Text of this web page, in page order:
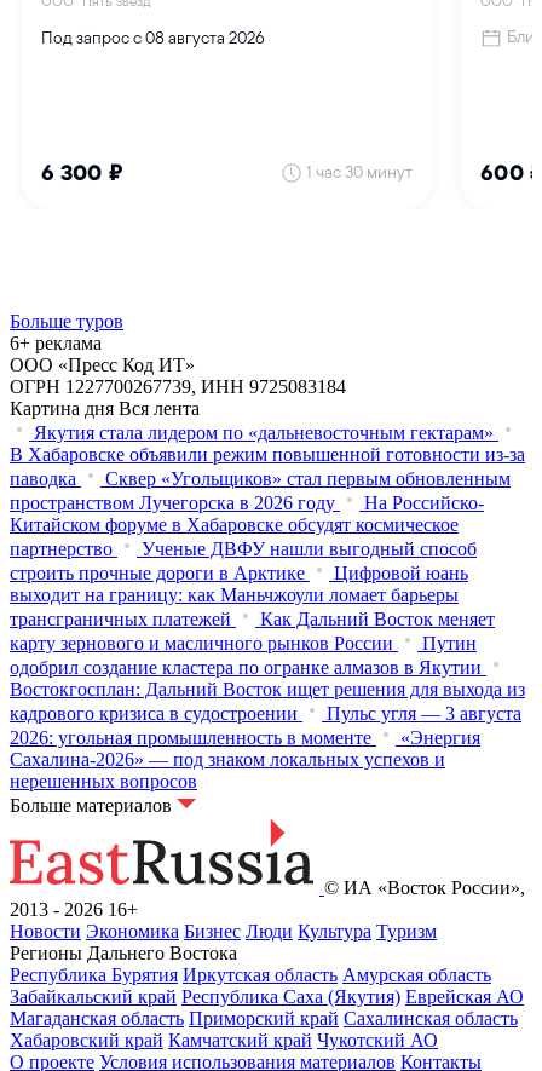
Больше туров
6+ реклама
ООО «Пресс Код ИТ»
ОГРН 1227700267739, ИНН 9725083184
Картина дня Вся лента
Якутия стала лидером по «дальневосточным гектарам»
В Хабаровске объявили режим повышенной готовности из‑за
паводка
Сквер «Угольщиков» стал первым обновленным
пространством Лучегорска в 2026 году
На Российско-
Китайском форуме в Хабаровске обсудят космическое
партнерство
Ученые ДВФУ нашли выгодный способ
строить прочные дороги в Арктике
Цифровой юань
выходит на границу: как Маньчжоули ломает барьеры
трансграничных платежей
Как Дальний Восток меняет
карту зернового и масличного рынков России
Путин
одобрил создание кластера по огранке алмазов в Якутии
Востокгосплан: Дальний Восток ищет решения для выхода из
кадрового кризиса в судостроении
Пульс угля — 3 августа
2026: угольная промышленность в моменте
«Энергия
Сахалина-2026» — под знаком локальных успехов и
нерешенных вопросов
Больше материалов
© ИА «Восток России»,
2013 - 2026 16+
Новости Экономика Бизнес Люди Культура Туризм
Регионы Дальнего Востока
Республика Бурятия Иркутская область Амурская область
Забайкальский край Республика Саха (Якутия) Еврейская АО
Магаданская область Приморский край Сахалинская область
Хабаровский край Камчатский край Чукотский АО
О проекте Условия использования материалов Контакты